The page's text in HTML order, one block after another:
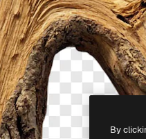
Mobilapp
Alla
verktyg
Company S.L.U.Alla rättigheter
By